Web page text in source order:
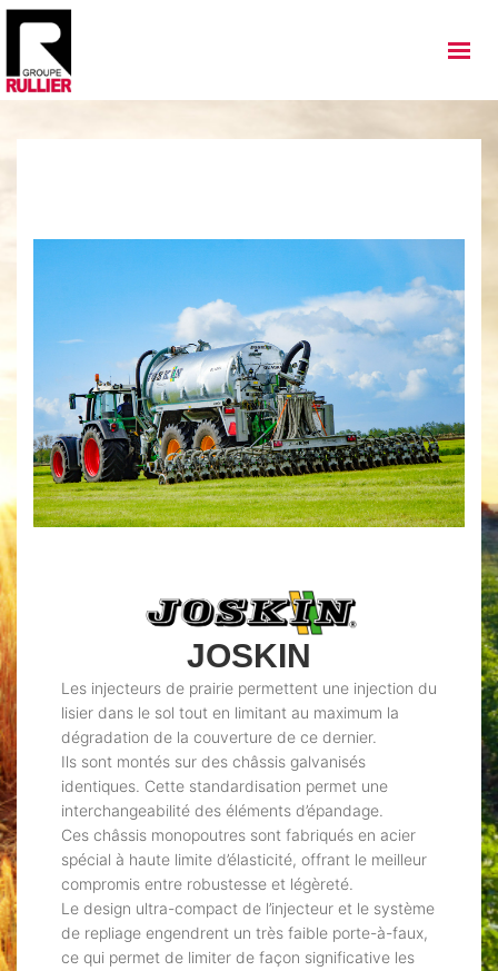
JOSKIN
Les injecteurs de prairie permettent une injection du
lisier dans le sol tout en limitant au maximum la
dégradation de la couverture de ce dernier.
Ils sont montés sur des châssis galvanisés
identiques. Cette standardisation permet une
interchangeabilité des éléments d’épandage.
Ces châssis monopoutres sont fabriqués en acier
spécial à haute limite d’élasticité, offrant le meilleur
compromis entre robustesse et légèreté.
Le design ultra-compact de l’injecteur et le système
de repliage engendrent un très faible porte-à-faux,
ce qui permet de limiter de façon significative les